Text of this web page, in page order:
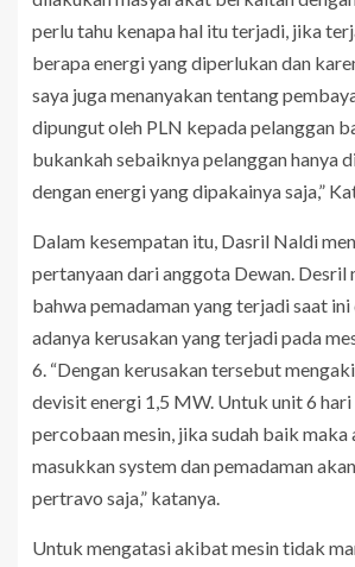
perlu tahu kenapa hal itu terjadi, jika
berapa energi yang diperlukan dan
saya juga menanyakan tentang
dipungut oleh PLN kepada pelanggan
bukankah sebaiknya pelanggan hanya
dengan energi yang dipakainya saja,”
Dalam kesempatan itu, Dasril Naldi
pertanyaan dari anggota Dewan. Desril
bahwa pemadaman yang terjadi saat
adanya kerusakan yang terjadi pada
6. “Dengan kerusakan tersebut
devisit energi 1,5 MW. Untuk unit 6
percobaan mesin, jika sudah baik maka
masukkan system dan pemadaman
pertravo saja,” katanya.
Untuk mengatasi akibat mesin tidak